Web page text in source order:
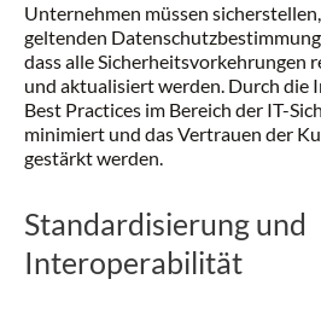
Unternehmen müssen
geltenden
dass alle Sicherheitsvorkehrungen
und aktualisiert werden. Durch die
Best Practices im Bereich der IT-
minimiert und das Vertrauen der
gestärkt werden.
Standardisierung und
Interoperabilität